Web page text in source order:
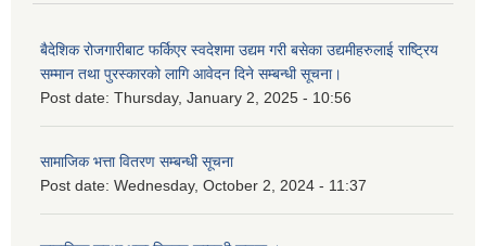
बैदेशिक रोजगारीबाट फर्किएर स्वदेशमा उद्यम गरी बसेका उद्यमीहरुलाई राष्‍ट्रिय
सम्मान तथा पुरस्कारको लागि आवेदन दिने सम्बन्धी सूचना।
Post date: Thursday, January 2, 2025 - 10:56
सामाजिक भत्ता वितरण सम्बन्धी सूचना
Post date: Wednesday, October 2, 2024 - 11:37